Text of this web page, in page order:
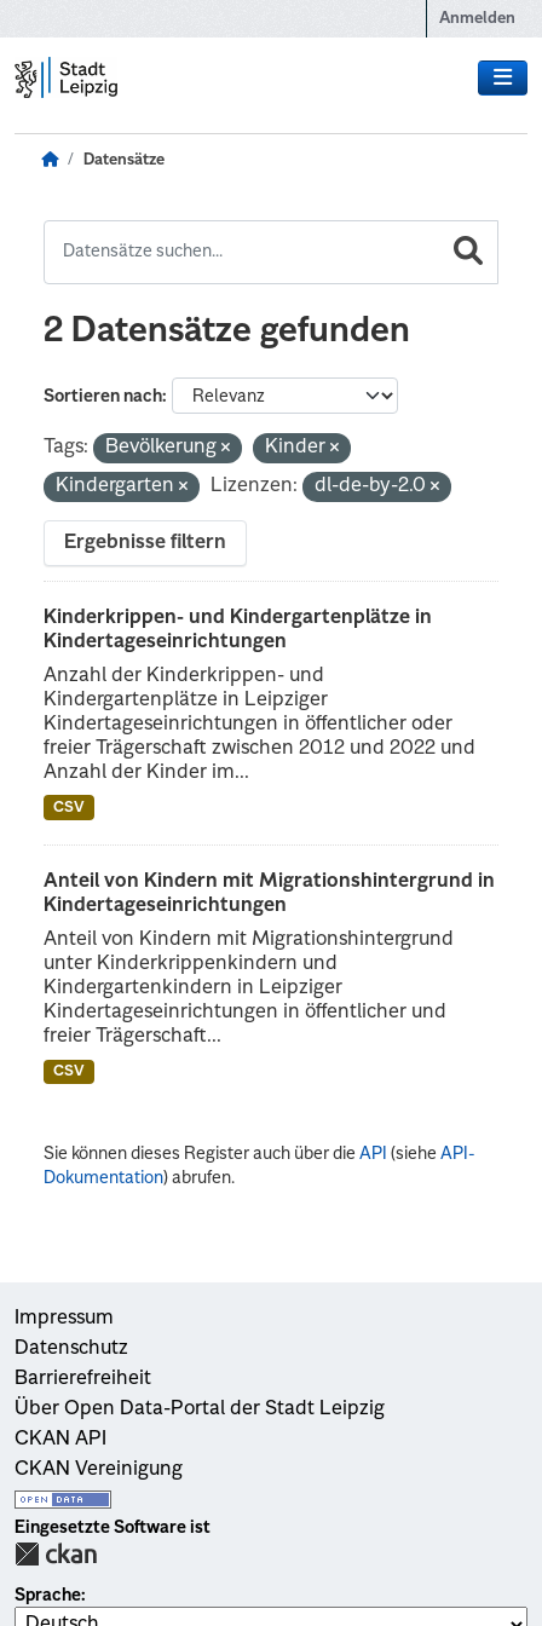
Anmelden
Datensätze
2 Datensätze gefunden
Sortieren nach
Tags: Bevölkerung
Kinder
Kindergarten
Lizenzen: dl-de-by-2.0
Ergebnisse filtern
Kinderkrippen- und Kindergartenplätze in
Kindertageseinrichtungen
Anzahl der Kinderkrippen- und
Kindergartenplätze in Leipziger
Kindertageseinrichtungen in öffentlicher oder
freier Trägerschaft zwischen 2012 und 2022 und
Anzahl der Kinder im...
CSV
Anteil von Kindern mit Migrationshintergrund in
Kindertageseinrichtungen
Anteil von Kindern mit Migrationshintergrund
unter Kinderkrippenkindern und
Kindergartenkindern in Leipziger
Kindertageseinrichtungen in öffentlicher und
freier Trägerschaft...
CSV
Sie können dieses Register auch über dieAPI (sieheAPI-
Dokumentation) abrufen.
Impressum
Datenschutz
Barrierefreiheit
Über Open Data-Portal der Stadt Leipzig
CKAN API
CKAN Vereinigung
Eingesetzte Software ist
Sprache